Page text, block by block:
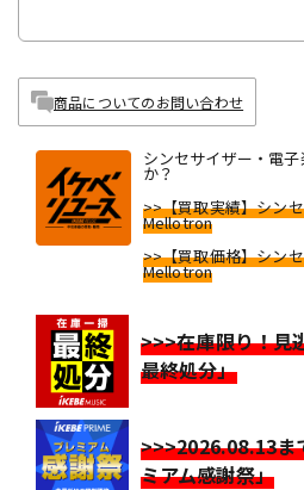
商品についてのお問い合わせ
シンセサイザー・電
か？
>>【買取実績】シン
Mellotron
>>【買取価格】シン
Mellotron
>>>在庫限り！見
最終処分」
>>>2026.08.13ま
ミアム感謝祭」